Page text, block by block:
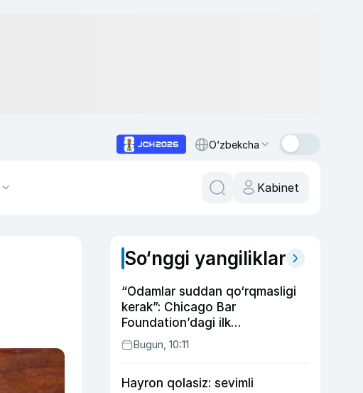
O‘zbekcha
Kabinet
So‘nggi yangiliklar
“Odamlar suddan qo‘rqmasligi
kerak”: Chicago Bar
Foundation’dagi ilk
o‘zbekistonlik Go‘zal
Abduaxatova
Bugun, 10:11
Hayron qolasiz: sevimli